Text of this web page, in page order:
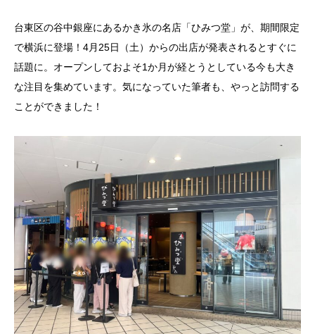
台東区の谷中銀座にあるかき氷の名店「ひみつ堂」が、期間限定
で横浜に登場！4月25日（土）からの出店が発表されるとすぐに
話題に。オープンしておよそ1か月が経とうとしている今も大き
な注目を集めています。気になっていた筆者も、やっと訪問する
ことができました！